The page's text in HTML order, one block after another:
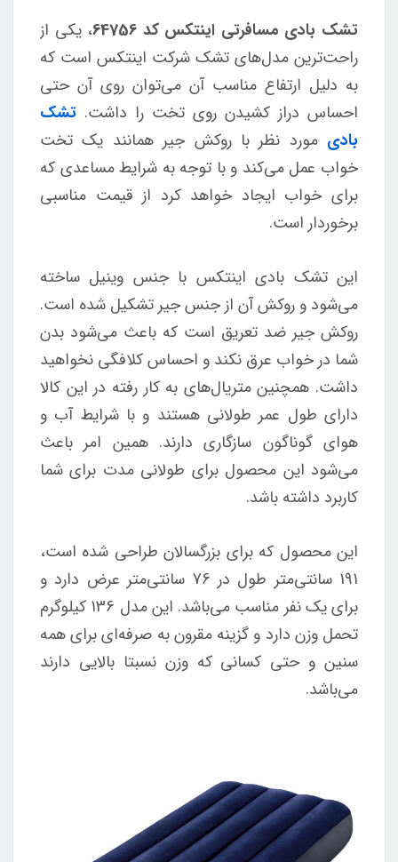
تشک بادی مسافرتی اینتکس کد 64756
، یکی از
راحت‌ترین مدل‌های تشک شرکت اینتکس است که
به دلیل ارتفاع مناسب آن می‌توان روی آن حتی
احساس دراز کشیدن روی تخت را داشت. تشک
بادی مورد نظر با روکش جیر همانند یک تخت
خواب عمل می‌کند و با توجه به شرایط مساعدی که
برای خواب ایجاد خواهد کرد از قیمت مناسبی
برخوردار است.
این تشک بادی اینتکس با جنس وینیل ساخته
می‌شود و روکش آن از جنس جیر تشکیل شده است.
روکش جیر ضد تعریق است که باعث می‌شود بدن
شما در خواب عرق نکند و احساس کلافگی نخواهید
داشت. همچنین متریال‌های به کار رفته در این کالا
دارای طول عمر طولانی هستند و با شرایط آب و
هوای گوناگون سازگاری دارند. همین امر باعث
می‌شود این محصول برای طولانی مدت برای شما
کاربرد داشته باشد.
این محصول که برای بزرگسالان طراحی شده است،
191 سانتی‌متر طول در 76 سانتی‌متر عرض دارد و
برای یک نفر مناسب می‌باشد. این مدل 136 کیلوگرم
تحمل وزن دارد و گزینه مقرون به صرفه‌ای برای همه
سنین و حتی کسانی که وزن نسبتا بالایی دارند
می‌باشد.